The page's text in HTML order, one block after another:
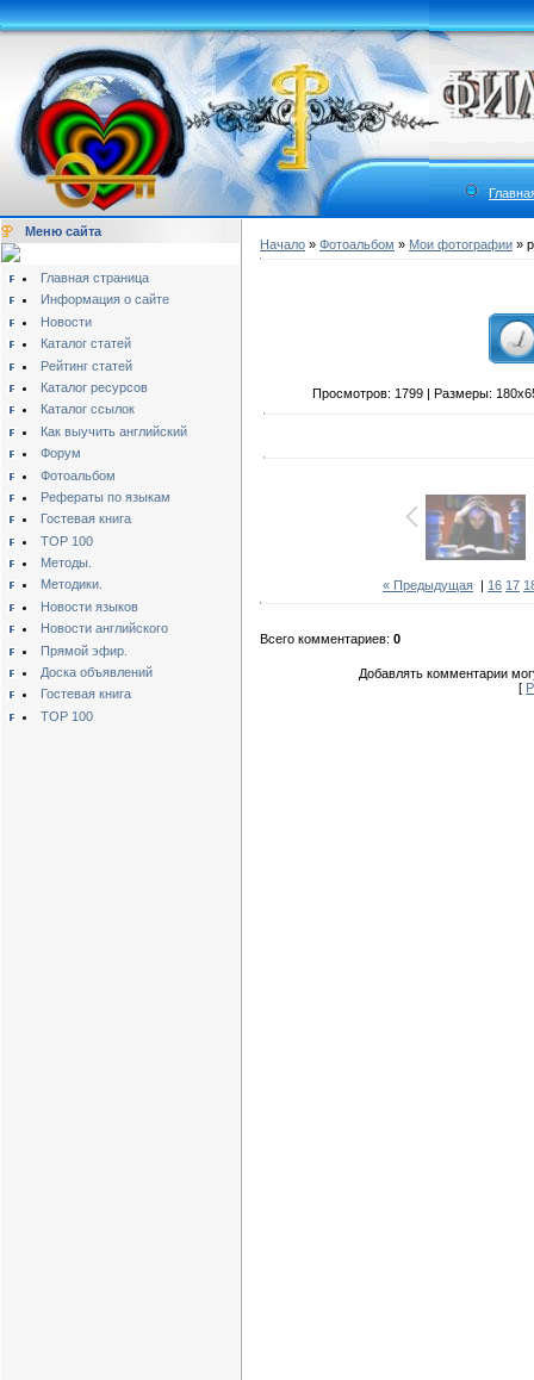
Меню сайта
Главная страница
Информация о сайте
Новости
Каталог статей
Рейтинг статей
Каталог ресурсов
Каталог ссылок
Как выучить английский
Форум
Фотоальбом
Рефераты по языкам
Гостевая книга
TOP 100
Методы.
Методики.
Новости языков
Новости английского
Прямой эфир.
Доска объявлений
Гостевая книга
TOP 100
Начало » Фотоальбом » Мои фотографии »
Просмотров: 1799 | Размеры:
« Предыдущая | 16 17
Всего комментариев: 0
Добавлять комментарии
[